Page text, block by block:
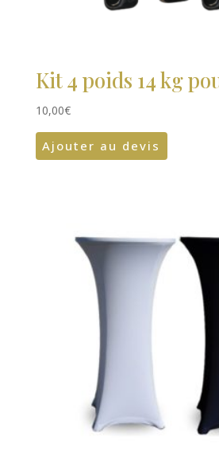
Kit 4 poids 14 kg
10,00€
Ajouter au devis